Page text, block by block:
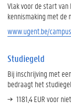
Vlak voor de start
kennismaking met de
www.ugent.be/
Studiegeld
Bij inschrijving met
bedraagt het
1181,4 EUR voor